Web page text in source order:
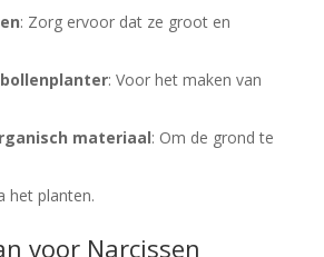
: Zorg ervoor dat ze groot en
bollenplanter: Voor het maken van
materiaal: Om de grond te
het planten.
voor Narcissen